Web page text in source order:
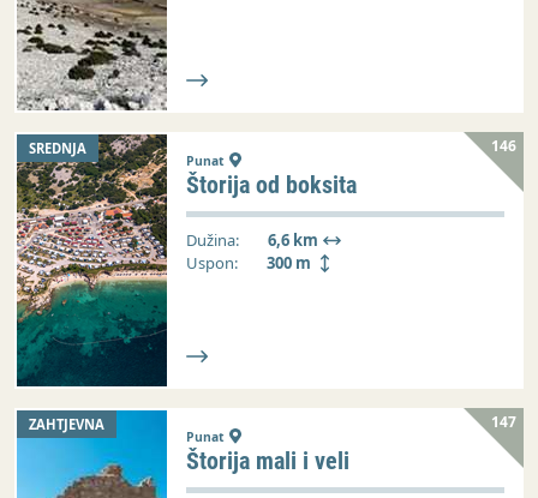
SREDNJA 146
Punat
Štorija od boksita
Dužina:
6,6 km
Uspon:
300 m
ZAHTJEVNA 147
Punat
Štorija mali i veli